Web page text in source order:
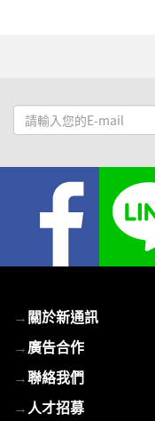
請
輸
→關於新通訊
→廣告合作
→聯絡我們
→人才招募